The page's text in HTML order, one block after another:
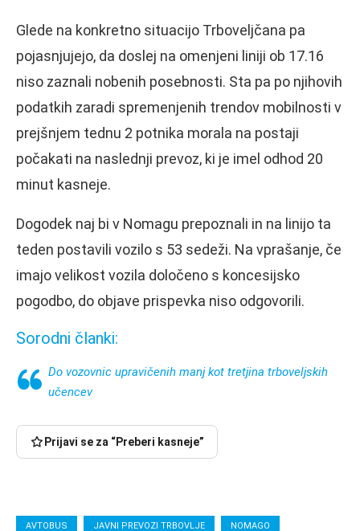
Glede na konkretno situacijo Trboveljčana pa
pojasnjujejo, da doslej na omenjeni liniji ob 17.16
niso zaznali nobenih posebnosti. Sta pa po njihovih
podatkih zaradi spremenjenih trendov mobilnosti v
prejšnjem tednu 2 potnika morala na postaji
počakati na naslednji prevoz, ki je imel odhod 20
minut kasneje.
Dogodek naj bi v Nomagu prepoznali in na linijo ta
teden postavili vozilo s 53 sedeži. Na vprašanje, če
imajo velikost vozila določeno s koncesijsko
pogodbo, do objave prispevka niso odgovorili.
Sorodni članki:
Do vozovnic upravičenih manj kot tretjina trboveljskih
učencev
Prijavi se za “Preberi kasneje”
AVTOBUS JAVNI PREVOZI TRBOVLJE NOMAGO